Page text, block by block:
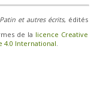
et autres écrits, édités
de la licence Creative
4.0 International.